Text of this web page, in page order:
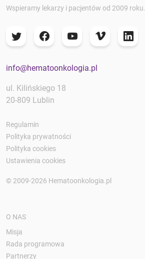
Wspieramy lekarzy i pacjentów od 2009 roku.
info@hematoonkologia.pl
ul. Kilińskiego 18
20-809 Lublin
Regulamin
Polityka prywatności
Polityka cookies
Ustawienia cookies
© 2009-2026 Hematoonkologia.pl
O NAS
Misja
Rada programowa
Partnerzy